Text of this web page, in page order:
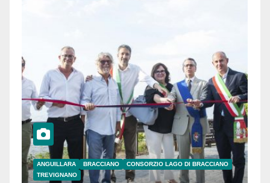
ANGUILLARA BRACCIANO
CONSORZIO LAGO DI BRACCIANO
TREVIGNANO